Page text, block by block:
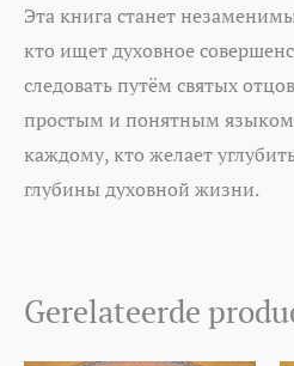
Эта книга станет
кто ищет духовное
следовать путём святых
простым и понятным
каждому, кто желает
глубины духовной жизни.
Gerelateerde